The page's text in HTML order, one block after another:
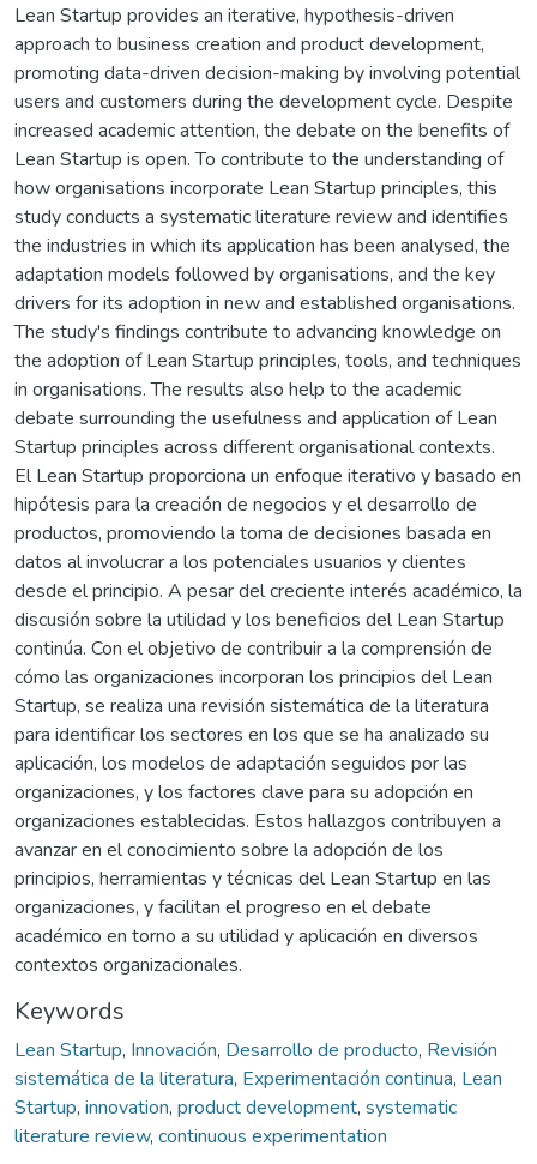
Lean Startup provides an iterative, hypothesis-driven
approach to business creation and product development,
promoting data-driven decision-making by involving potential
users and customers during the development cycle. Despite
increased academic attention, the debate on the benefits of
Lean Startup is open. To contribute to the understanding of
how organisations incorporate Lean Startup principles, this
study conducts a systematic literature review and identifies
the industries in which its application has been analysed, the
adaptation models followed by organisations, and the key
drivers for its adoption in new and established organisations.
The study's findings contribute to advancing knowledge on
the adoption of Lean Startup principles, tools, and techniques
in organisations. The results also help to the academic
debate surrounding the usefulness and application of Lean
Startup principles across different organisational contexts.
El Lean Startup proporciona un enfoque iterativo y basado en
hipótesis para la creación de negocios y el desarrollo de
productos, promoviendo la toma de decisiones basada en
datos al involucrar a los potenciales usuarios y clientes
desde el principio. A pesar del creciente interés académico, la
discusión sobre la utilidad y los beneficios del Lean Startup
continúa. Con el objetivo de contribuir a la comprensión de
cómo las organizaciones incorporan los principios del Lean
Startup, se realiza una revisión sistemática de la literatura
para identificar los sectores en los que se ha analizado su
aplicación, los modelos de adaptación seguidos por las
organizaciones, y los factores clave para su adopción en
organizaciones establecidas. Estos hallazgos contribuyen a
avanzar en el conocimiento sobre la adopción de los
principios, herramientas y técnicas del Lean Startup en las
organizaciones, y facilitan el progreso en el debate
académico en torno a su utilidad y aplicación en diversos
contextos organizacionales.
Keywords
Lean Startup, Innovación, Desarrollo de producto, Revisión
sistemática de la literatura, Experimentación continua, Lean
Startup, innovation, product development, systematic
literature review, continuous experimentation